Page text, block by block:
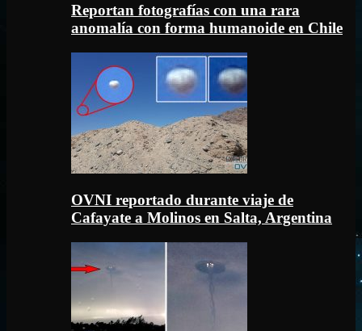
Reportan fotografías con una rara
anomalía con forma humanoide en Chile
OVNI reportado durante viaje de
Cafayate a Molinos en Salta, Argentina